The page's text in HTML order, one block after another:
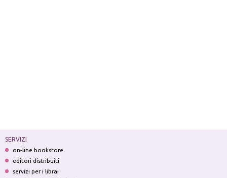
SERVIZI
on-line bookstore
editori distribuiti
servizi per i librai